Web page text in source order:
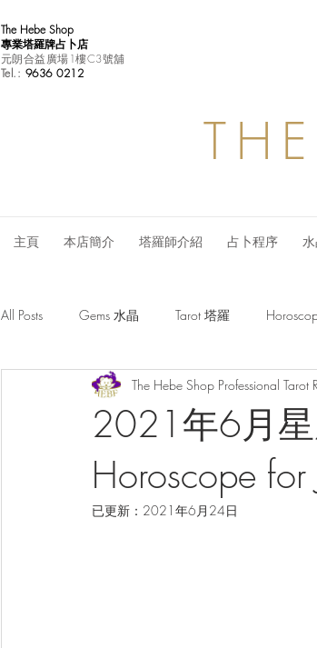
The Hebe Shop
專業塔羅牌占卜店
元朗合益廣場1樓C3號舖
Tel.: 9636 0212
主頁 本店簡介 塔羅師介紹 占卜程序
All Posts Gems 水晶 Tarot 塔羅
Monthly Horoscope 每月星座運程
2021年6月
Horoscope for
The Hebe Shop Professional Tarot
已更新： 2021年6月24日